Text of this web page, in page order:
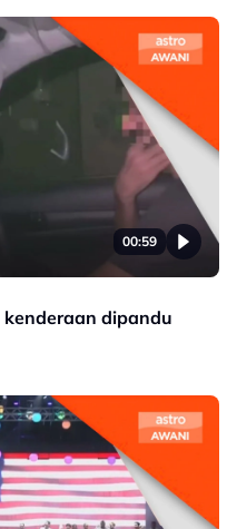
00:59
kenderaan dipandu